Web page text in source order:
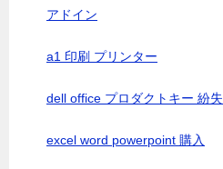
アドイン
a1 印刷 プリンター
dell office プロダクトキー 紛失
excel word powerpoint 購入